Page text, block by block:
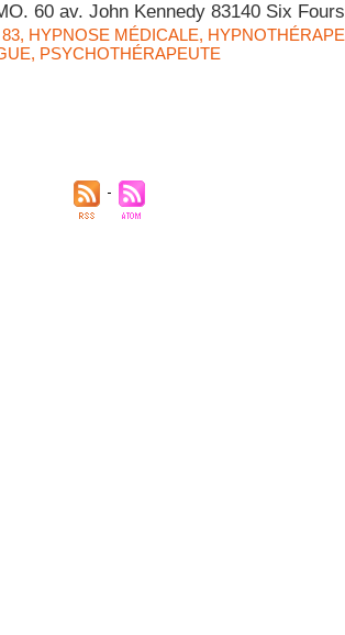
60 av. John Kennedy 83140 Six
, HYPNOSE MÉDICALE,
, PSYCHOTHÉRAPEUTE